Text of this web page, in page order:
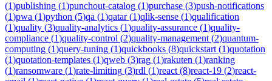
(1)publishing (1)punchout-catalog (1)purchase (3)push-notifications
(1)pwa (1)python (5)qa (1)qatar(1)qlik-sense (1)qualification
(1)quality (3)quality-analytics (1)quality-assurance (1)quality-
compliance (1)quality-control (2)quality-management (2)quantum-
computing (1)query-tuning (1)quickbooks (8)quickstart (1)quotation
(1)quotation-templates (1)qweb (3)rag (1)rakuten (1)ranking
(1)ransomware (1)rate-limiting (3)rdl (1)react (8)react-19 (2)react-